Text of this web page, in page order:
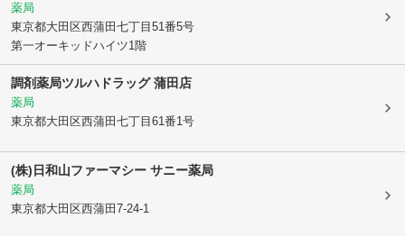
薬局
東京都大田区西蒲田七丁目51番5号
第一オーキッドハイツ1階
調剤薬局ツルハドラッグ 蒲田店
薬局
東京都大田区西蒲田七丁目61番1号
(株)日和山ファーマシー サニー薬局
薬局
東京都大田区西蒲田7-24-1